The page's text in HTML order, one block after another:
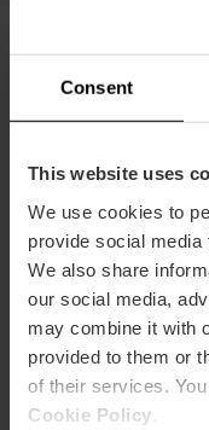
Consent
This website uses
We use cookies to
provide social media
We also share
our social media,
may combine it with
provided to them or
of their services.
Cookie Policy
5 . KAN I K EEN
Ja, in het
hebben verwijderen
voltooid.